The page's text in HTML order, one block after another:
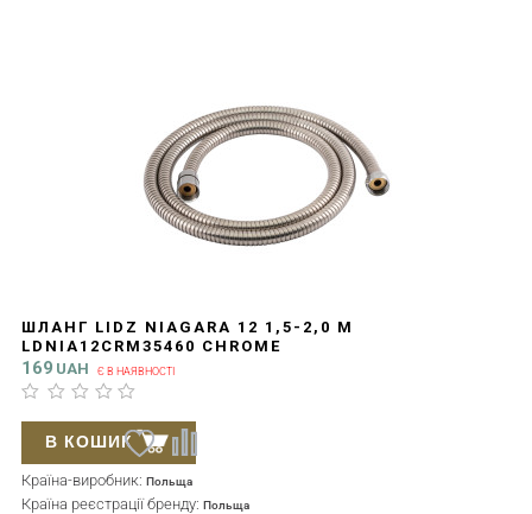
ШЛАНГ LIDZ NIAGARA 12 1,5-2,0 М
LDNIA12CRM35460 CHROME
169 UAH Є В НАЯВНОСТІ
Країна-виробник: Польща
Країна реєстрації бренду: Польща
В КОШИК